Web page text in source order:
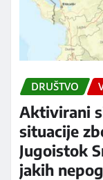
DRUŠTVO
Aktivirani
situacije
Jugoistok
jakih